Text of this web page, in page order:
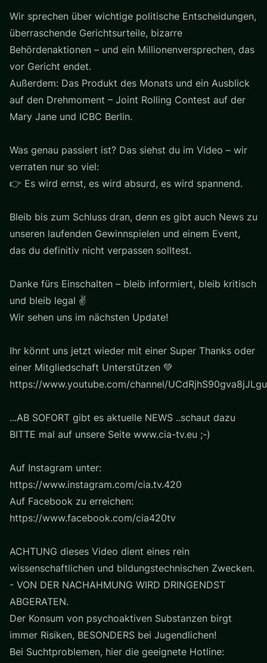
Wir sprechen über wichtige politische Entscheidungen,
überraschende Gerichtsurteile, bizarre
Behördenaktionen – und ein Millionenversprechen, das
vor Gericht endet.
Außerdem: Das Produkt des Monats und ein Ausblick
auf den Drehmoment – Joint Rolling Contest auf der
Mary Jane und ICBC Berlin.
Was genau passiert ist? Das siehst du im Video – wir
verraten nur so viel:
👉 Es wird ernst, es wird absurd, es wird spannend.
Bleib bis zum Schluss dran, denn es gibt auch News zu
unseren laufenden Gewinnspielen und einem Event,
das du definitiv nicht verpassen solltest.
Danke fürs Einschalten – bleib informiert, bleib kritisch
und bleib legal ✌️
Wir sehen uns im nächsten Update!
Ihr könnt uns jetzt wieder mit einer Super Thanks oder
einer Mitgliedschaft Unterstützen 💚
https://www.youtube.com/channel/
...AB SOFORT gibt es aktuelle NEWS ..schaut dazu
BITTE mal auf unsere Seite www.cia-tv.eu ;-)
Auf Instagram unter:
https://www.instagram.com/cia.tv.420
Auf Facebook zu erreichen:
https://www.facebook.com/cia420tv
ACHTUNG dieses Video dient eines rein
wissenschaftlichen und bildungstechnischen Zwecken.
- VON DER NACHAHMUNG WIRD DRINGENDST
ABGERATEN.
Der Konsum von psychoaktiven Substanzen birgt
immer Risiken, BESONDERS bei Jugendlichen!
Bei Suchtproblemen, hier die geeignete Hotline: